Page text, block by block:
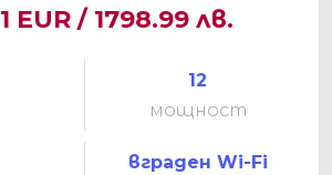
EUR / 1798.99 лв.
12
мощност
вграден Wi-Fi